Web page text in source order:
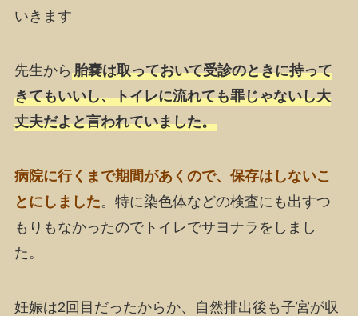
いきます
先生から 胎嚢は取っておいて受診のときに持って
きてもいいし、トイレに流れても罪じゃないし大
丈夫だよと言われていました。
病院に行くまで期間があくので、保存はしないこ
とにしました。特に染色体などの検査にも出すつ
もりもなかったのでトイレでサヨナラをしまし
た。
妊娠は2回目だったからか、自然排出後も子宮が収